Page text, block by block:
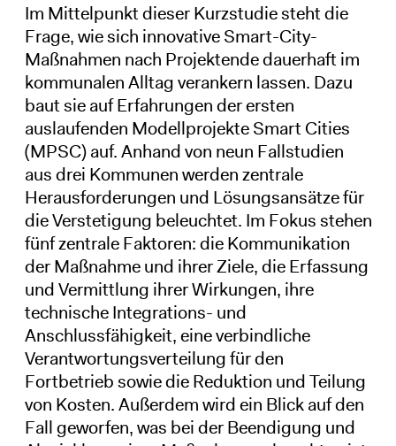
Im Mittelpunkt dieser Kurzstudie steht die
Frage, wie sich innovative Smart-City-
Maßnahmen nach Projektende dauerhaft im
kommunalen Alltag verankern lassen. Dazu
baut sie auf Erfahrungen der ersten
auslaufenden Modellprojekte Smart Cities
(MPSC) auf. Anhand von neun Fallstudien
aus drei Kommunen werden zentrale
Herausforderungen und Lösungsansätze für
die Verstetigung beleuchtet. Im Fokus stehen
fünf zentrale Faktoren: die Kommunikation
der Maßnahme und ihrer Ziele, die Erfassung
und Vermittlung ihrer Wirkungen, ihre
technische Integrations- und
Anschlussfähigkeit, eine verbindliche
Verantwortungsverteilung für den
Fortbetrieb sowie die Reduktion und Teilung
von Kosten. Außerdem wird ein Blick auf den
Fall geworfen, was bei der Beendigung und